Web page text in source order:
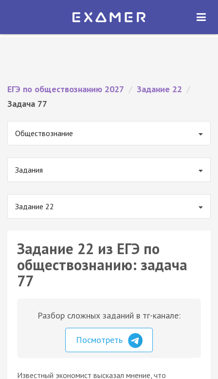
Экзамер — ЕГЭ 2027
ОТКРЫТЬ
ЕГЭ по обществознанию 2027 / Задание 22 /
Задача 77
Обществознание
Задания
Задание 22
Задание 22 из ЕГЭ по
обществознанию: задача
77
Разбор сложных заданий в тг-канале:
Посмотреть
Известный экономист высказал мнение, что